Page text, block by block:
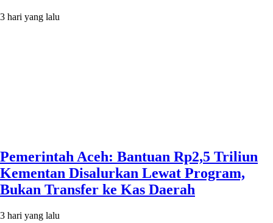
3 hari yang lalu
Pemerintah Aceh: Bantuan Rp2,5 Triliun
Kementan Disalurkan Lewat Program,
Bukan Transfer ke Kas Daerah
3 hari yang lalu